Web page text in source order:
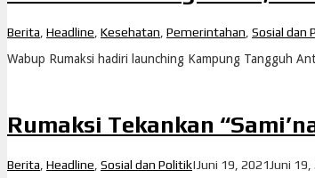
Berita Headline Kesehatan Pemerintahan Sosial dan
Wabup Rumaksi hadiri launching Kampung Tangguh
Rumaksi Tekankan
Berita Headline Sosial dan Politik| Juni 19, 2021 Juni 19,